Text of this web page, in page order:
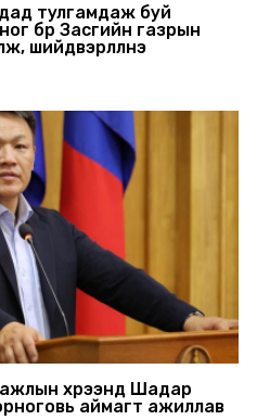
тулгамдаж буй
бүр Засгийн газрын
шийдвэрлүүлнэ
хүрээнд Шадар
аймагт ажиллав